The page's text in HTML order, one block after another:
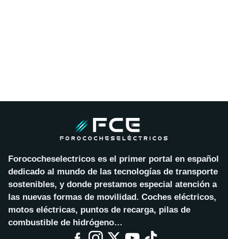
Forococheselectricos es el primer portal en español
dedicado al mundo de las tecnologías de transporte
sostenibles, y donde prestamos especial atención a
las nuevas formas de movilidad. Coches eléctricos,
motos eléctricas, puntos de recarga, pilas de
combustible de hidrógeno…